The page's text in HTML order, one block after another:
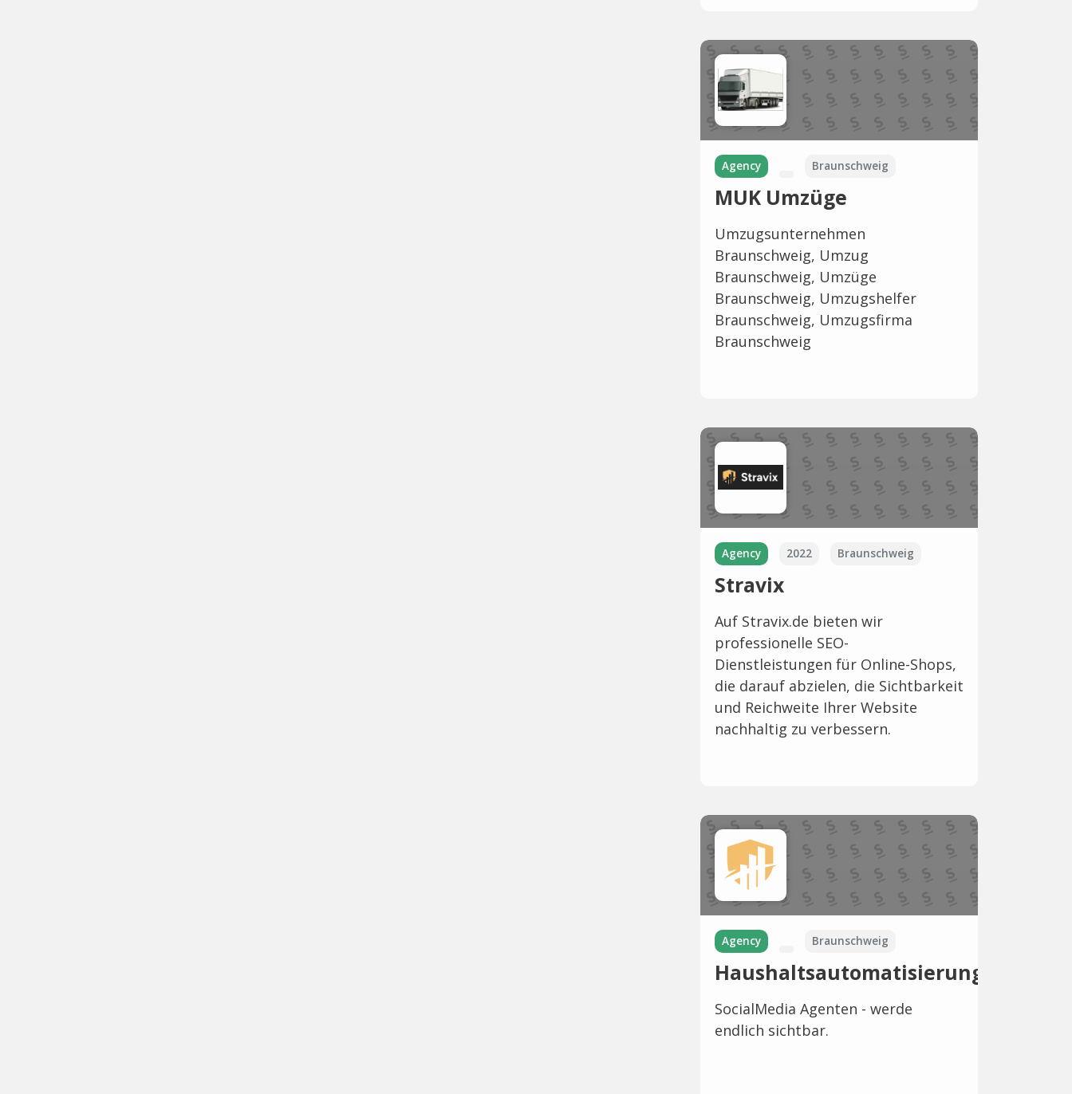
Agency Braunschweig
MUK Umzüge
Umzugsunternehmen
Braunschweig, Umzug
Braunschweig, Umzüge
Braunschweig, Umzugshelfer
Braunschweig, Umzugsfirma
Braunschweig
Agency 2022 Braunschweig
Stravix
Auf Stravix.de bieten wir
professionelle SEO-
Dienstleistungen für Online-Shops,
die darauf abzielen, die Sichtbarkeit
und Reichweite Ihrer Website
nachhaltig zu verbessern.
Agency Braunschweig
Haushaltsautomatisierung
SocialMedia Agenten - werde
endlich sichtbar.